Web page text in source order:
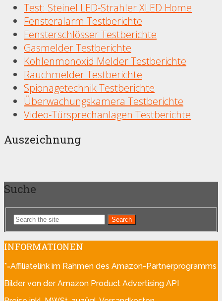
Test: Steinel LED-Strahler XLED Home
Fensteralarm Testberichte
Fensterschlösser Testberichte
Gasmelder Testberichte
Kohlenmonoxid Melder Testberichte
Rauchmelder Testberichte
Spionagetechnik Testberichte
Überwachungskamera Testberichte
Video-Türsprechanlagen Testberichte
Auszeichnung
Suche
Search
INFORMATIONEN
*=Affiliatelink im Rahmen des Amazon-Partnerprogramms
Bilder von der Amazon Product Advertising API